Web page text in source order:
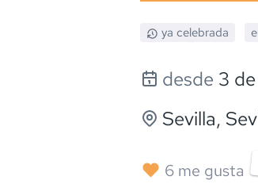
ya celebrada
desde 3
Sevilla,
6 me gusta